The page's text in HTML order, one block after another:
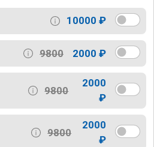
10000 ₽
9800 2000 ₽
9800
2000
₽
9800
2000
₽